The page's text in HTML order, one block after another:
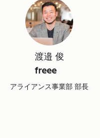
渡邉 俊
freee
アライアンス事業部 部長